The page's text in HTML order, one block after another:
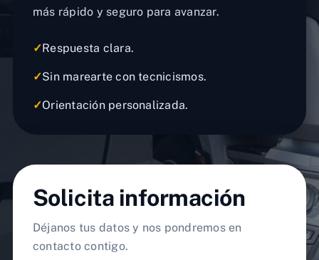
más rápido y seguro para avanzar.
✓Respuesta clara.
✓Sin marearte con tecnicismos.
✓Orientación personalizada.
Solicita información
Déjanos tus datos y nos pondremos en
contacto contigo.